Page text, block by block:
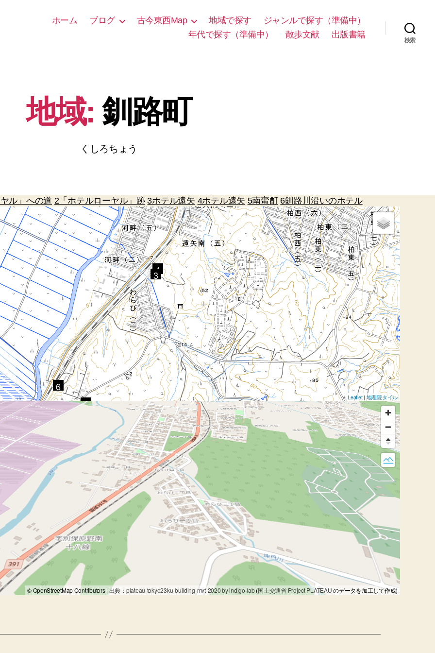
ホーム ブログ 古今東西Map 地域で探す
ジャンルで探す（準備中）
年代で探す（準備中）
散歩文献 出版書籍
検索
地域: 釧路町
くしろちょう
ル」への道 2「ホテルローヤル」跡 3ホテル遠矢 4ホテル遠矢 5南蛮酊 6釧路川沿いのホテル
2
34
6
Leaflet| 地理院タイル
© OpenStreetMap Contributors | 出典： plateau-tokyo23ku-building-mvt-2020 by indigo-lab(国土交通省 Project PLATEAUのデータを加工して作成)